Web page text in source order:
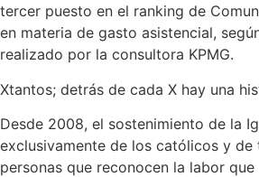
tercer puesto en el ranking de
en materia de gasto asistencial,
realizado por la consultora KPMG.
Xtantos; detrás de cada X hay una
Desde 2008, el sostenimiento de la
exclusivamente de los católicos y de
personas que reconocen la labor que